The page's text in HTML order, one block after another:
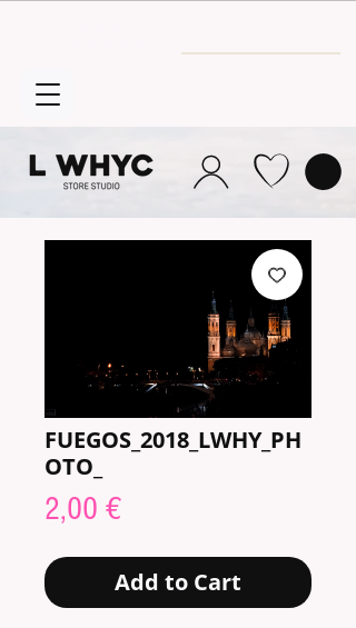
FUEGOS_2018_LWHY_PH
OTO_
2,00 €Price
Add to Cart